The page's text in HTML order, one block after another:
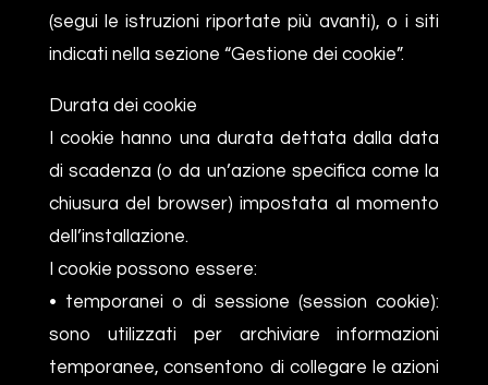
(segui le istruzioni riportate più avanti), o i siti
indicati nella sezione “Gestione dei cookie”.
Durata dei cookie
I cookie hanno una durata dettata dalla data
di scadenza (o da un’azione specifica come la
chiusura del browser) impostata al momento
dell’installazione.
I cookie possono essere:
• temporanei o di sessione (session cookie):
sono utilizzati per archiviare informazioni
temporanee, consentono di collegare le azioni